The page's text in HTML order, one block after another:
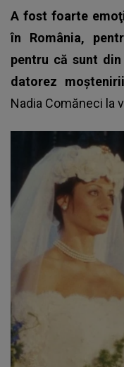
A fost foarte
în România,
pentru că sunt
datorez
Nadia Comăneci la